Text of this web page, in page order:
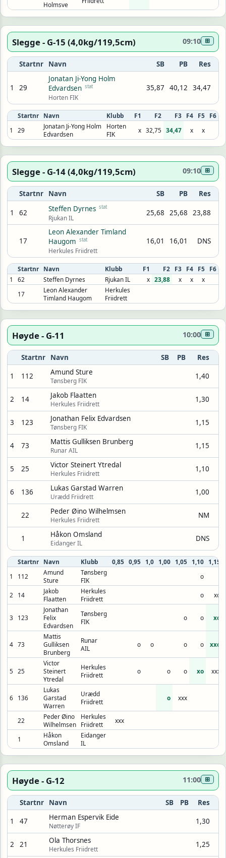
Holmsve
Slegge - G-15 (4,0kg/119,5cm) 09:10 ⊞
Startnr Navn SB PB Res
1 29
Jonatan Ji-Yong Holm
Edvardsen stat
Horten FIK
35,87 40,12 34,47
Startnr Navn Klubb F1 F2 F3 F4 F5
F6
1
29
Jonatan Ji-Yong Holm
Edvardsen
Horten
FIK
x 32,75 34,47 x x
Slegge - G-14 (4,0kg/119,5cm) 09:10 ⊞
Startnr Navn SB PB Res
1 62 Steffen Dyrnes stat
Rjukan IL
25,68 25,68 23,88
17
Leon Alexander Timland
Haugom stat
Herkules Friidrett
16,01 16,01 DNS
Startnr Navn Klubb F1 F2 F3 F4 F5
F6
1
62 Steffen Dyrnes Rjukan IL x 23,88 x x
x
17
Leon Alexander
Timland Haugom
Herkules
Friidrett
Høyde - G-11 10:00 ⊞
Startnr Navn SB PB Res
1 112 Amund Sture
Tønsberg FIK
1,40
2 14 Jakob Flaatten
Herkules Friidrett
1,30
3 123 Jonathan Felix Edvardsen
Tønsberg FIK
1,15
4 73 Mattis Gulliksen Brunberg
Runar AIL
1,15
5 25 Victor Steinert Ytredal
Herkules Friidrett
1,10
6 136 Lukas Garstad Warren
Urædd Friidrett
1,00
22 Peder Øino Wilhelmsen
Herkules Friidrett
NM
1 Håkon Omsland
Eidanger IL
DNS
Startnr Navn Klubb 0,85 0,95 1,0 1,00 1,05 1,10 1,15
1
112
Amund
Sture
Tønsberg
FIK
o
2 14
Jakob
Flaatten
Herkules
Friidrett
o xo
3 123
Jonathan
Felix
Edvardsen
Tønsberg
FIK
o o xo
4 73
Mattis
Gulliksen
Brunberg
Runar
AIL
o o o o xxo
5 25
Victor
Steinert
Ytredal
Herkules
Friidrett
o o o xo xxx
6 136
Lukas
Garstad
Warren
Urædd
Friidrett
o xxx
22
Peder Øino
Wilhelmsen
Herkules
Friidrett
xxx
1
Håkon
Omsland
Eidanger
IL
Høyde - G-12 11:00 ⊞
Startnr Navn SB PB Res
1 47 Herman Espervik Eide
Nøtterøy IF
1,30
2 21 Ola Thorsnes
Herkules Friidrett
1,25